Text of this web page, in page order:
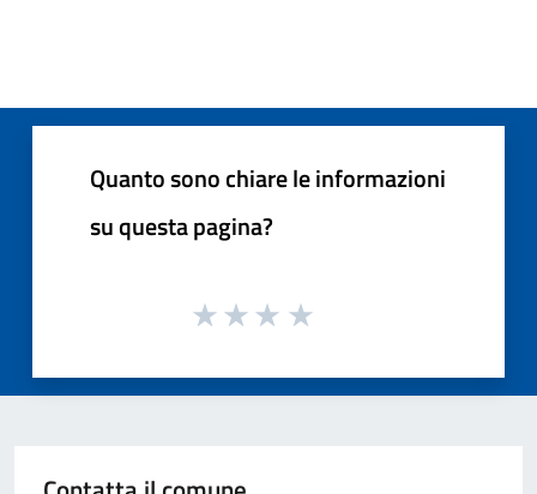
Quanto sono chiare le informazioni
su questa pagina?